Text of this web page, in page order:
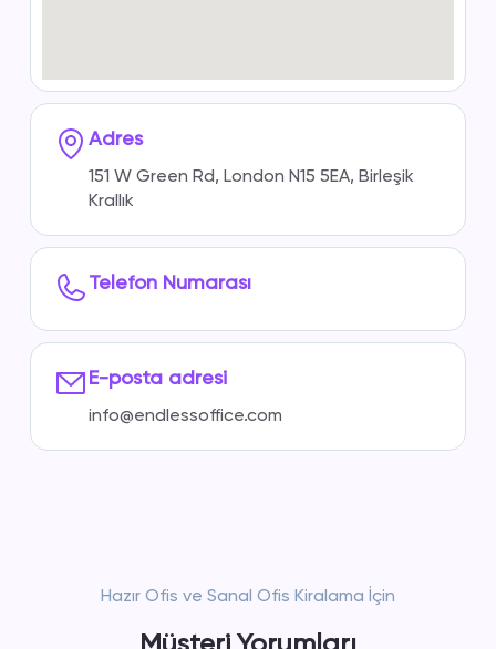
Adres
151 W Green Rd, London N15 5EA, Birleşik
Krallık
Telefon Numarası
E-posta adresi
info@endlessoffice.com
Hazır Ofis ve Sanal Ofis Kiralama İçin